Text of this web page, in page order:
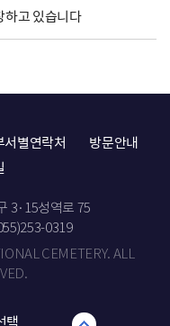
하고 있습니다
서별연락처
방문안내
3·15성역로 75
0319
CEMETERY. ALL
택